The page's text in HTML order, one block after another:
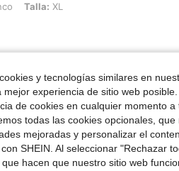
Talla: XL
Reseñas
y tecnologías similares en
mejor experiencia de sitio web
de cookies en cualquier momento a
todas las cookies opcionales,
mejoradas y personalizar el
SHEIN. Al seleccionar "Rechazar
hacen que nuestro sitio web